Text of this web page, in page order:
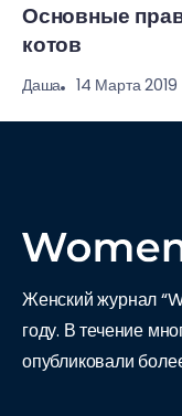
Основные
котов
Даша 14 Марта 2019
Женский журнал
году. В течение
опубликовали